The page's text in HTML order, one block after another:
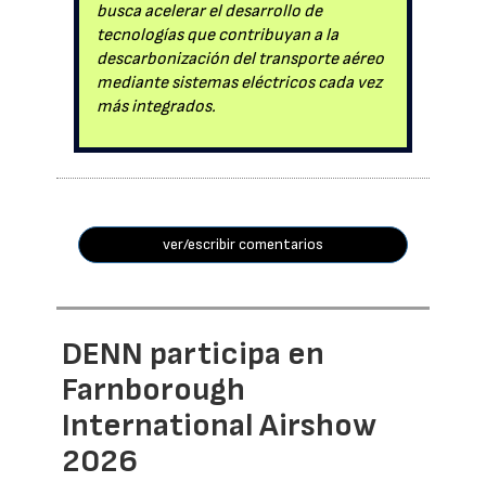
busca acelerar el desarrollo de
tecnologías que contribuyan a la
descarbonización del transporte aéreo
mediante sistemas eléctricos cada vez
más integrados.
ver/escribir comentarios
DENN participa en
Farnborough
International Airshow
2026